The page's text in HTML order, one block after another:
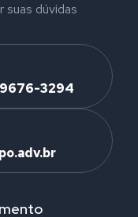
suas dúvidas
3294